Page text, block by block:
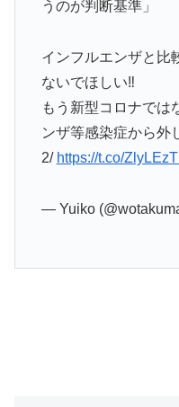
うのが判断基準」
インフルエンザと比
ないでほしい‼️
もう新型コロナでは
ンザ等感染症から外
2/ https://t.co/
— Yuiko